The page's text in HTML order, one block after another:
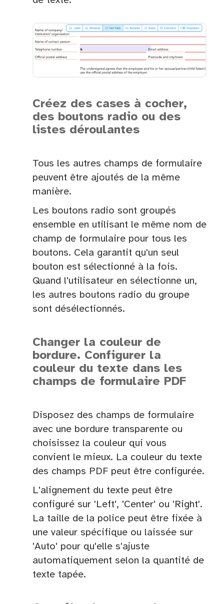
Créez des cases à cocher,
des boutons radio ou des
listes déroulantes
Tous les autres champs de formulaire
peuvent être ajoutés de la même
manière.
Les boutons radio sont groupés
ensemble en utilisant le même nom de
champ de formulaire pour tous les
boutons. Cela garantit qu'un seul
bouton est sélectionné à la fois.
Quand l'utilisateur en sélectionne un,
les autres boutons radio du groupe
sont désélectionnés.
Changer la couleur de
bordure. Configurer la
couleur du texte dans les
champs de formulaire PDF
Disposez des champs de formulaire
avec une bordure transparente ou
choisissez la couleur qui vous
convient le mieux. La couleur du texte
des champs PDF peut être configurée.
L'alignement du texte peut être
configuré sur 'Left', 'Center' ou 'Right'.
La taille de la police peut être fixée à
une valeur spécifique ou laissée sur
'Auto' pour qu'elle s'ajuste
automatiquement selon la quantité de
texte tapée.